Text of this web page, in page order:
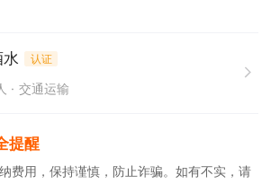
水 认证
交通运输
提醒
费用，保持谨慎，防止诈骗。如有不实，请